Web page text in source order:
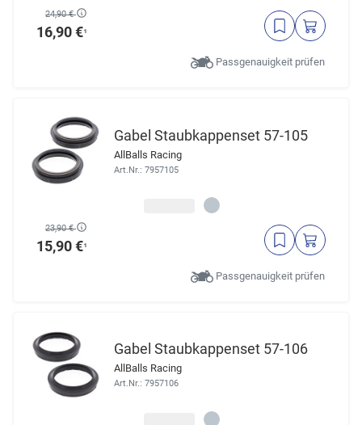
24,90 €
16,90 €¹
Passgenauigkeit prüfen
Gabel Staubkappenset 57-105
AllBalls Racing
Art.Nr.: 7957105
23,90 €
15,90 €¹
Passgenauigkeit prüfen
Gabel Staubkappenset 57-106
AllBalls Racing
Art.Nr.: 7957106